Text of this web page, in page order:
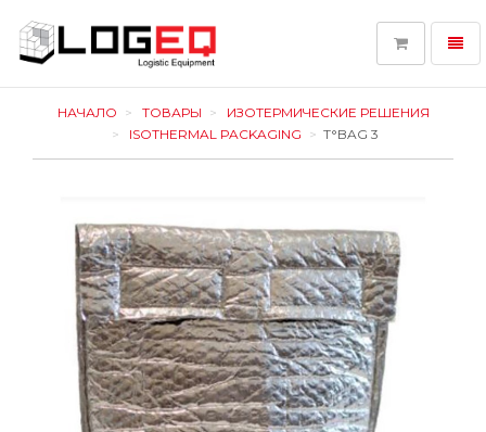
LOGEQ
НАЧАЛО ТОВАРЫ
ИЗОТЕРМИЧЕСКИЕ РЕШЕНИЯ
ISOTHERMAL PACKAGING
T°BAG 3